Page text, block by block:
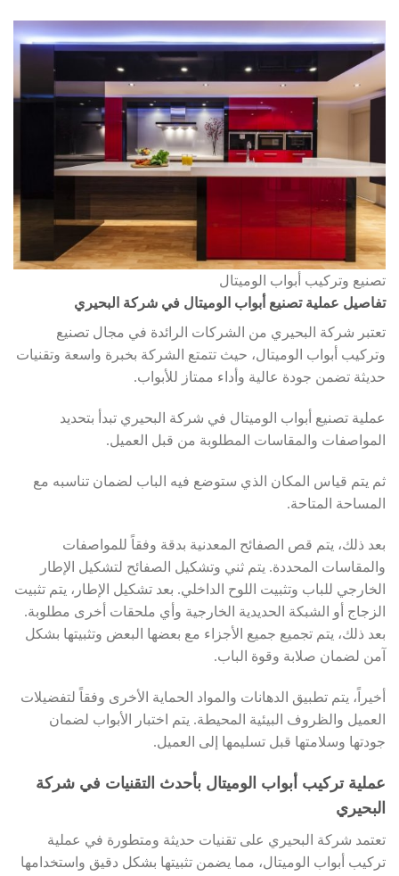
تصنيع وتركيب أبواب الوميتال
تفاصيل عملية تصنيع أبواب الوميتال في شركة البحيري
تعتبر شركة البحيري من الشركات الرائدة في مجال تصنيع
وتركيب أبواب الوميتال، حيث تتمتع الشركة بخبرة واسعة وتقنيات
حديثة تضمن جودة عالية وأداء ممتاز للأبواب.
عملية تصنيع أبواب الوميتال في شركة البحيري تبدأ بتحديد
المواصفات والمقاسات المطلوبة من قبل العميل.
ثم يتم قياس المكان الذي ستوضع فيه الباب لضمان تناسبه مع
المساحة المتاحة.
بعد ذلك، يتم قص الصفائح المعدنية بدقة وفقاً للمواصفات
والمقاسات المحددة. يتم ثني وتشكيل الصفائح لتشكيل الإطار
الخارجي للباب وتثبيت اللوح الداخلي. بعد تشكيل الإطار، يتم تثبيت
الزجاج أو الشبكة الحديدية الخارجية وأي ملحقات أخرى مطلوبة.
بعد ذلك، يتم تجميع جميع الأجزاء مع بعضها البعض وتثبيتها بشكل
آمن لضمان صلابة وقوة الباب.
أخيراً، يتم تطبيق الدهانات والمواد الحماية الأخرى وفقاً لتفضيلات
العميل والظروف البيئية المحيطة. يتم اختبار الأبواب لضمان
جودتها وسلامتها قبل تسليمها إلى العميل.
عملية تركيب أبواب الوميتال بأحدث التقنيات في شركة
البحيري
تعتمد شركة البحيري على تقنيات حديثة ومتطورة في عملية
تركيب أبواب الوميتال، مما يضمن تثبيتها بشكل دقيق واستخدامها